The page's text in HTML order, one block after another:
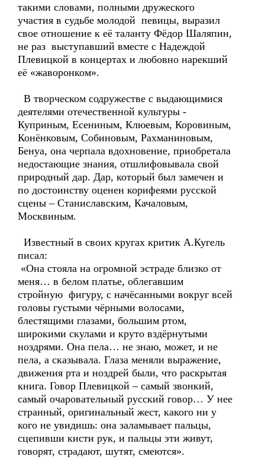
такими словами, полными дружеского
участия в судьбе молодой певицы, выразил
свое отношение к её таланту Фёдор Шаляпин,
не раз выступавший вместе с Надеждой
Плевицкой в концертах и любовно нарекший
её «жаворонком».
В творческом содружестве с выдающимися
деятелями отечественной культуры -
Куприным, Есениным, Клюевым, Коровиным,
Конёнковым, Собиновым, Рахманиновым,
Бенуа, она черпала вдохновение, приобретала
недостающие знания, отшлифовывала свой
природный дар. Дар, который был замечен и
по достоинству оценен корифеями русской
сцены – Станиславским, Качаловым,
Москвиным.
Известный в своих кругах критик А.Кугель
писал:
«Она стояла на огромной эстраде близко от
меня… в белом платье, облегавшим
стройную фигуру, с начёсанными вокруг всей
головы густыми чёрными волосами,
блестящими глазами, большим ртом,
широкими скулами и круто вздёрнутыми
ноздрями. Она пела… не знаю, может, и не
пела, а сказывала. Глаза меняли выражение,
движения рта и ноздрей были, что раскрытая
книга. Говор Плевицкой – самый звонкий,
самый очаровательный русский говор… У нее
странный, оригинальный жест, какого ни у
кого не увидишь: она заламывает пальцы,
сцепивши кисти рук, и пальцы эти живут,
говорят, страдают, шутят, смеются».